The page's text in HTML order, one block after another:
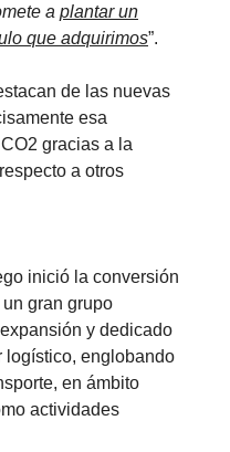
a plantar un
que adquirimos”.
de las nuevas
esa
gracias a la
a otros
inició la conversión
gran grupo
y dedicado
logístico, englobando
en ámbito
actividades